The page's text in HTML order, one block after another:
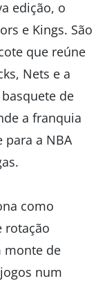
edição, o
e Kings. São
que reúne
Nets e a
de
a franquia
para a NBA
como
rotação
monte de
num